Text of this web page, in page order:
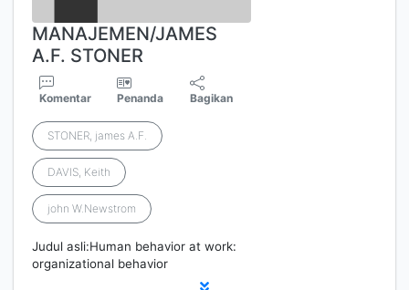
MANAJEMEN/JAMES
A.F. STONER
Komentar Penanda Bagikan
STONER, james A.F.
DAVIS, Keith
john W.Newstrom
Judul asli:Human behavior at work:
organizational behavior